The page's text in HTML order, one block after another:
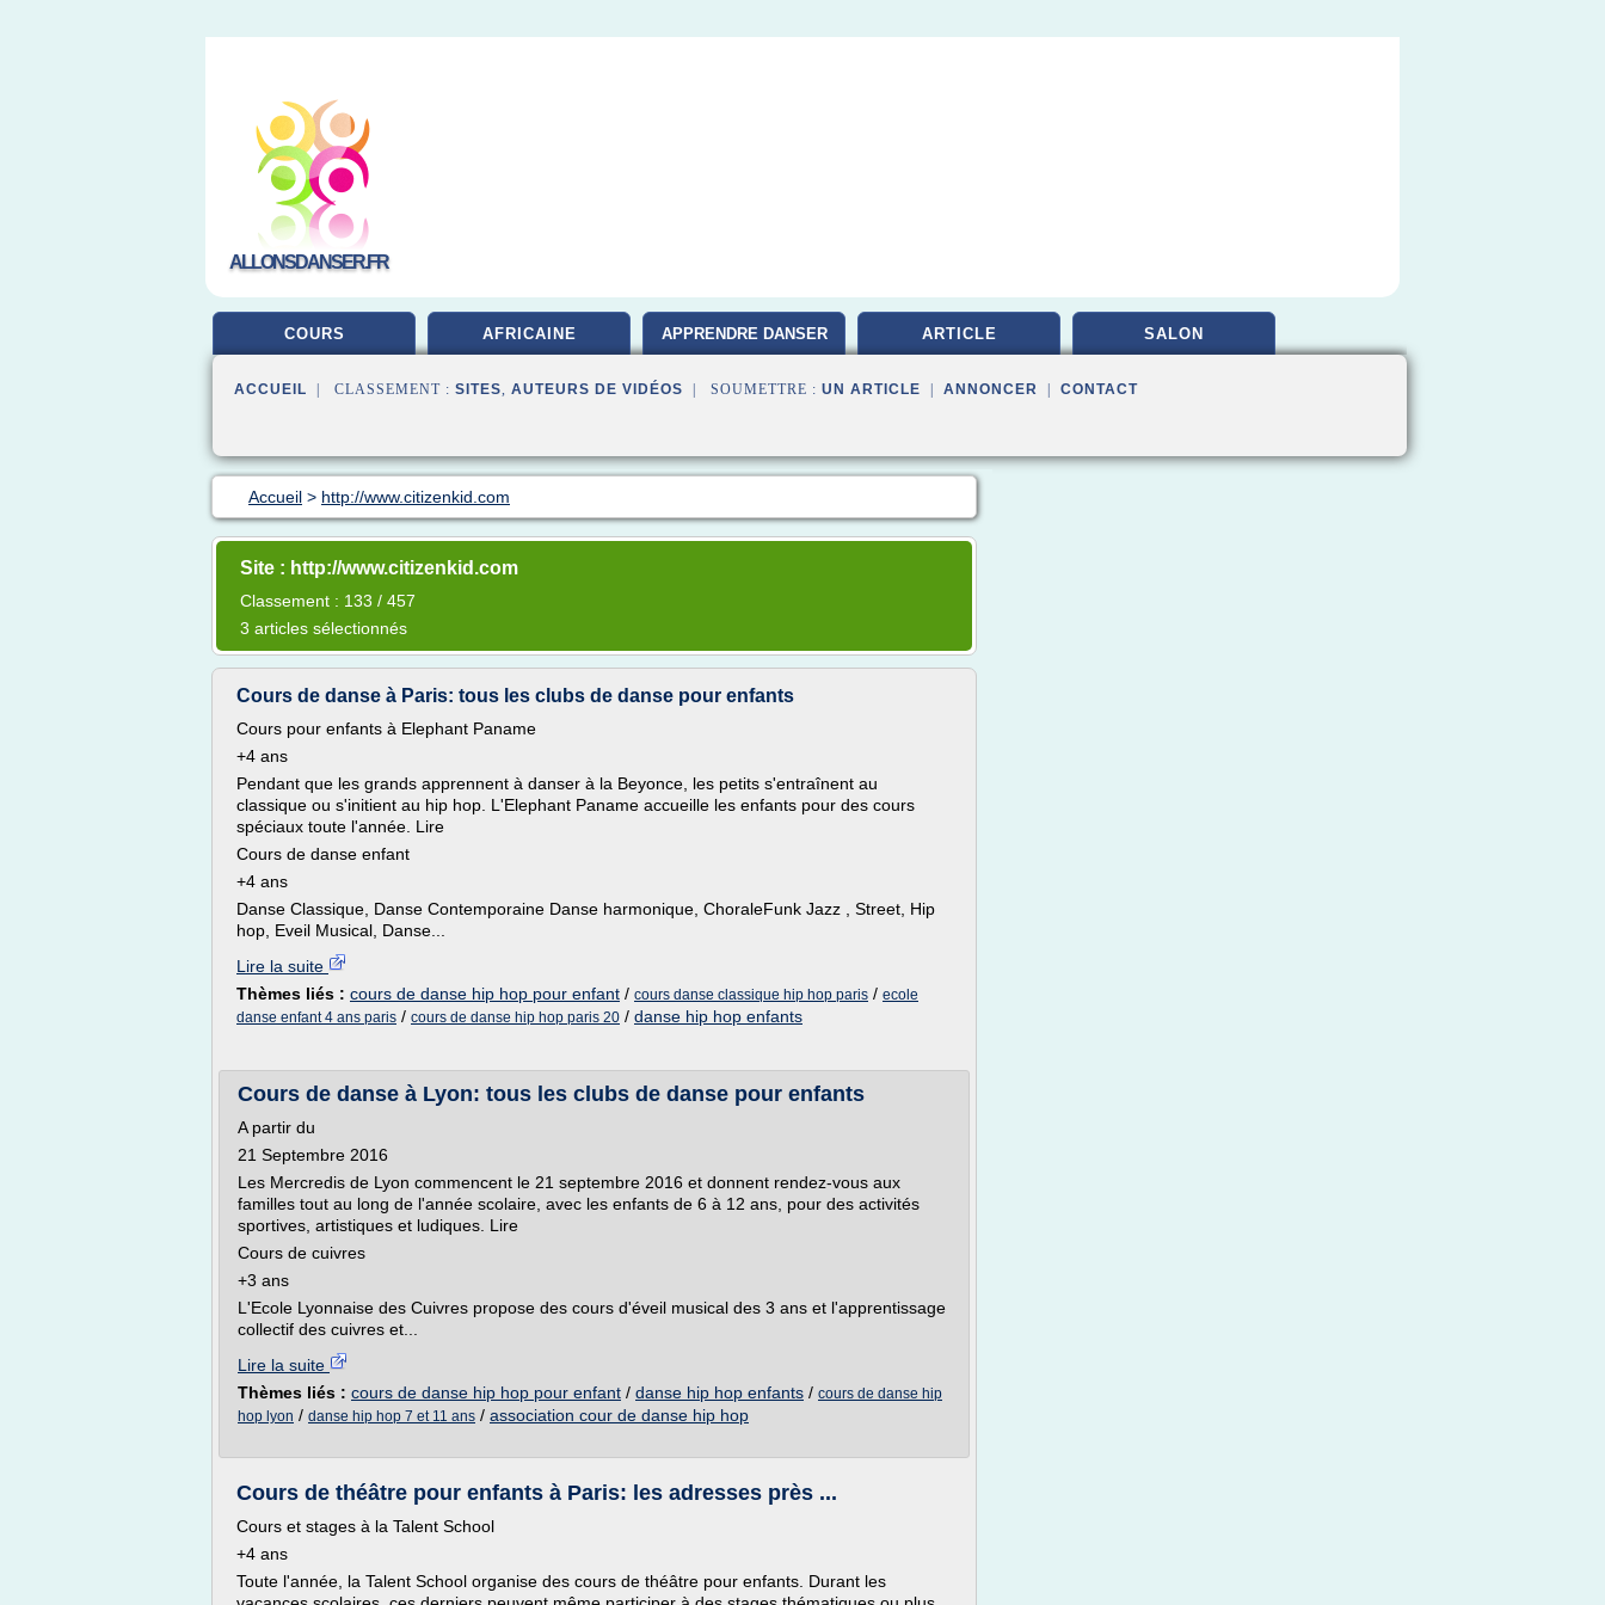
ALLONSDANSER.FR
COURS AFRICAINE APPRENDRE DANSER ARTICLE SALON
ACCUEIL | CLASSEMENT : SITES, AUTEURS DE VIDÉOS | SOUMETTRE : UN ARTICLE ANNONCER CONTACT
Accueil > http://www.citizenkid.com
Site : http://www.citizenkid.com
Classement : 133 / 457
3 articles sélectionnés
Cours de danse à Paris: tous les clubs de danse pour enfants
Cours pour enfants à Elephant Paname
+4 ans
Pendant que les grands apprennent à danser à la Beyonce, les petits s'entraînent au
classique ou s'initient au hip hop. L'Elephant Paname accueille les enfants pour des cours
spéciaux toute l'année. Lire
Cours de danse enfant
+4 ans
Danse Classique, Danse Contemporaine Danse harmonique, ChoraleFunk Jazz , Street, Hip
hop, Eveil Musical, Danse...
Lire la suite
Thèmes liés : cours de danse hip hop pour enfant / cours danse classique hip hop paris / ecole
danse enfant 4 ans paris / cours de danse hip hop paris 20 / danse hip hop enfants
Cours de danse à Lyon: tous les clubs de danse pour enfants
A partir du
21 Septembre 2016
Les Mercredis de Lyon commencent le 21 septembre 2016 et donnent rendez-vous aux
familles tout au long de l'année scolaire, avec les enfants de 6 à 12 ans, pour des activités
sportives, artistiques et ludiques. Lire
Cours de cuivres
+3 ans
L'Ecole Lyonnaise des Cuivres propose des cours d'éveil musical des 3 ans et l'apprentissage
collectif des cuivres et...
Lire la suite
Thèmes liés : cours de danse hip hop pour enfant / danse hip hop enfants / cours de danse hip
hop lyon / danse hip hop 7 et 11 ans / association cour de danse hip hop
Cours de théâtre pour enfants à Paris: les adresses près ...
Cours et stages à la Talent School
+4 ans
Toute l'année, la Talent School organise des cours de théâtre pour enfants. Durant les